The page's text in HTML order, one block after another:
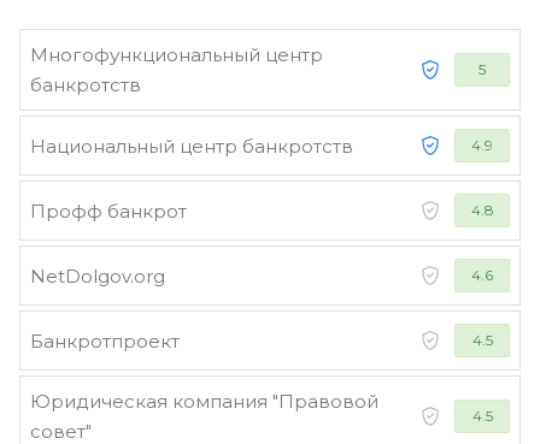
Многофункциональный центр
банкротств
5
Национальный центр банкротств 4.9
Профф банкрот 4.8
NetDolgov.org 4.6
Банкротпроект 4.5
Юридическая компания "Правовой
совет"
4.5